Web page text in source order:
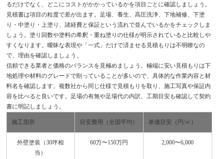
るだけでなく、どこにコストがかかっているかを項目ごとに確認しましょう。
見積書は項目の粒度で差が出ます。足場、養生、高圧洗浄、下地補修、下塗
り・中塗り・上塗り、諸経費と保証という流れで並んでいるかをチェックしま
しょう。塗り回数や塗料の希釈・重ね塗りの仕様が明示されていると比較しや
すくなります。曖昧な表現や「一式」だけで済ませる見積もりは不明瞭なの
で、理由を確認しましょう。
信頼できる業者と価格のバランスを見極めましょう。極端に安い見積もりは下
地処理や材料のグレードで削っていることが多いので、具体的な作業内容と材
料名を確認します。複数社から同じ仕様で見積もりを取り、施工写真や保証内
容を比べると良いです。足場の有無や足場代の内訳、工期目安も確認して契約
書に明記しましょう。
施工箇所 目安費用（全国平均） 単価目安（円/㎡）
外壁塗装（30坪相
当）
60万〜150万円 2,000〜6,000